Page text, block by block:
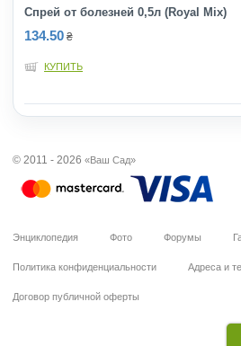
Спрей от болезней 0,5л (Royal Mix)
134.50 ₴
КУПИТЬ
© 2011 - 2026 «Ваш Сад»
Энциклопедия Фото Форумы
Политика конфиденциальности Адреса и
Договор публичной оферты